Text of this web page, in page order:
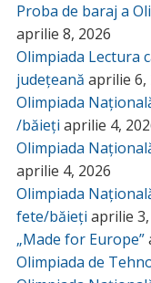
Proba de baraj a
aprilie 8, 2026
Olimpiada Lectura
județeană aprilie 6,
Olimpiada
/băieți aprilie 4,
Olimpiada
aprilie 4, 2026
Olimpiada
fete/băieți aprilie
„Made for Europe”
Olimpiada de